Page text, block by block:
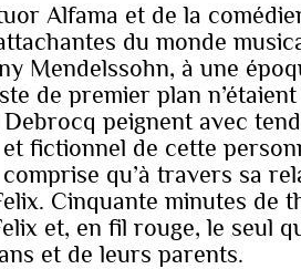
Alfama et de la
du monde
Mendelssohn, à une
de premier plan n’étaient
peignent avec
fictionnel de cette
qu’à travers sa
Cinquante minutes de
et, en fil rouge, le seul
et de leurs parents.